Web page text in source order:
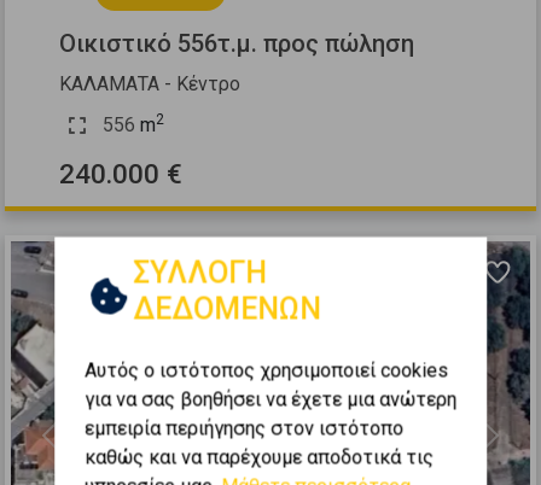
Οικιστικό 556τ.μ. προς πώληση
ΚΑΛΑΜΑΤΑ - Κέντρο
556 m2
240.000 €
Previous Next
ΣΥΛΛΟΓΗ
ΔΕΔΟΜΕΝΩΝ
Αυτός ο ιστότοπος χρησιμοποιεί cookies
για να σας βοηθήσει να έχετε μια ανώτερη
εμπειρία περιήγησης στον ιστότοπο
καθώς και να παρέχουμε αποδοτικά τις